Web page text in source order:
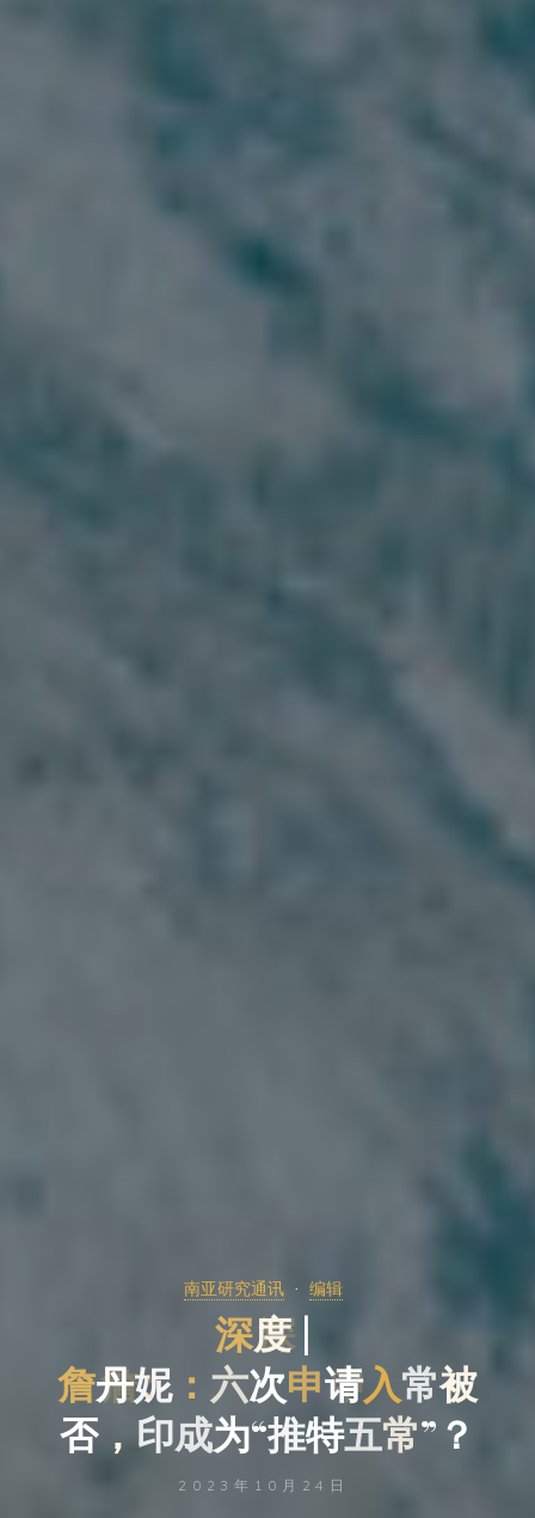
南亚研究通讯 编辑
深度 |
詹丹妮： 六次申请入常被
否， 印成为“推特五常” ？
2023年10月24日